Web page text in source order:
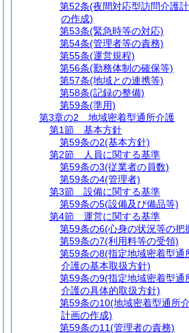
第52条(夜間対応型訪問介護
の作成)
第53条(緊急時等の対応)
第54条(管理者等の責務)
第55条(運営規程)
第56条(勤務体制の確保等)
第57条(地域との連携等)
第58条(記録の整備)
第59条(準用)
第3章の2
地域密着型通所介護
第1節
基本方針
第59条の2(基本方針)
第2節
人員に関する基準
第59条の3(従業者の員数)
第59条の4(管理者)
第3節
設備に関する基準
第59条の5(設備及び備品等)
第4節
運営に関する基準
第59条の6(心身の状況等の把
第59条の7(利用料等の受領)
第59条の8(指定地域密着型通
介護の基本取扱方針)
第59条の9(指定地域密着型通
介護の具体的取扱方針)
第59条の10(地域密着型通所
計画の作成)
第59条の11(管理者の責務)